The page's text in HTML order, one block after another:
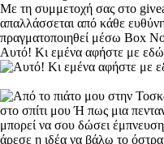
Αυτό! Κι εμένα αφήστε με εδώ